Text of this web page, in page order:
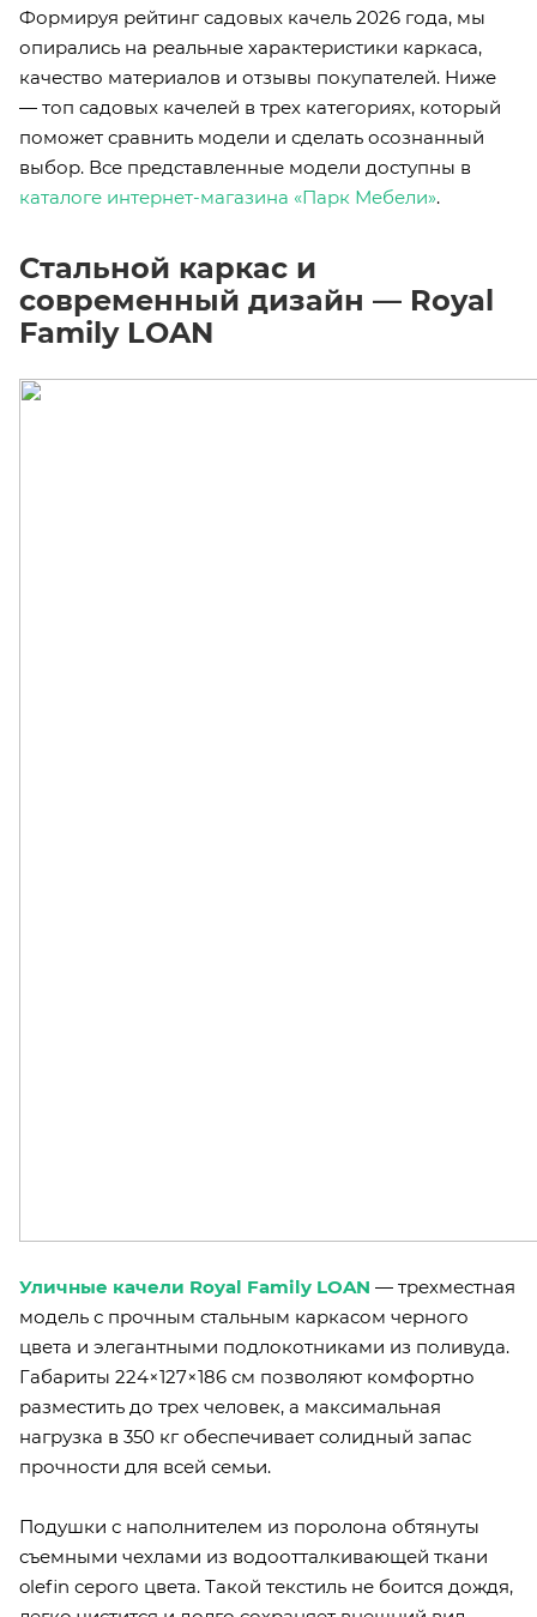
Формируя рейтинг садовых качель 2026 года, мы
опирались на реальные характеристики каркаса,
качество материалов и отзывы покупателей. Ниже
— топ садовых качелей в трех категориях, который
поможет сравнить модели и сделать осознанный
выбор. Все представленные модели доступны в
каталоге интернет-магазина «Парк Мебели».
Стальной каркас и
современный дизайн — Royal
Family LOAN
Уличные качели Royal Family LOAN — трехместная
модель с прочным стальным каркасом черного
цвета и элегантными подлокотниками из поливуда.
Габариты 224×127×186 см позволяют комфортно
разместить до трех человек, а максимальная
нагрузка в 350 кг обеспечивает солидный запас
прочности для всей семьи.
Подушки с наполнителем из поролона обтянуты
съемными чехлами из водоотталкивающей ткани
olefin серого цвета. Такой текстиль не боится дождя,